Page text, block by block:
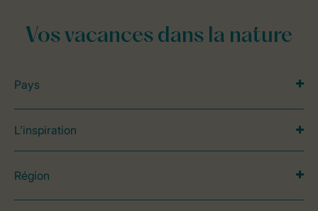
Vos vacances dans la nature
Pays
L’inspiration
Région